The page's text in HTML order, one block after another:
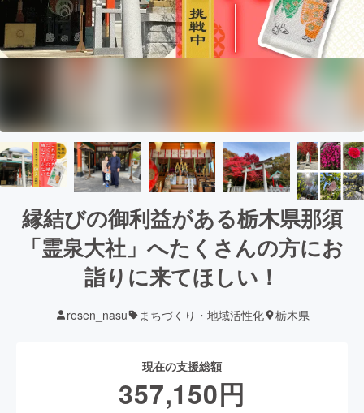
縁結びの御利益がある栃木県那須
「霊泉大社」へたくさんの方にお
詣りに来てほしい！
resen_nasu まちづくり・地域活性化 栃木県
現在の支援総額
357,150円